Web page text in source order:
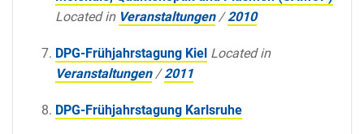
Located in Veranstaltungen /2010
DPG-Frühjahrstagung Kiel Located in
Veranstaltungen /2011
DPG-Frühjahrstagung Karlsruhe